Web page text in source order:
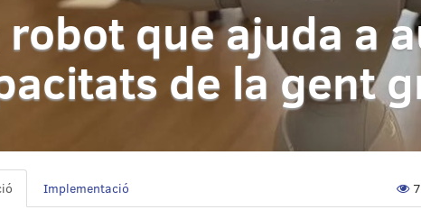
robot que ajuda a
de la gent
Implementació